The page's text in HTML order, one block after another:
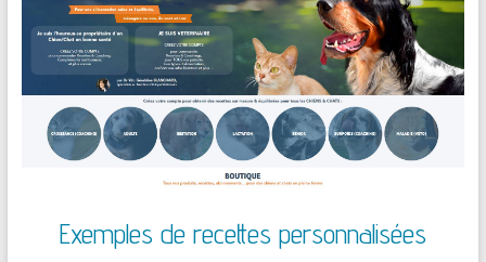
Exemples de recettes personnalisées